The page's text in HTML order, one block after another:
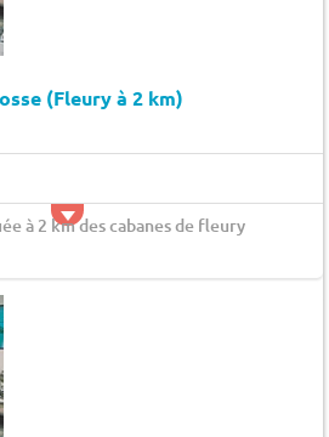
(Fleury à 2 km)
à 2 km des cabanes de fleury